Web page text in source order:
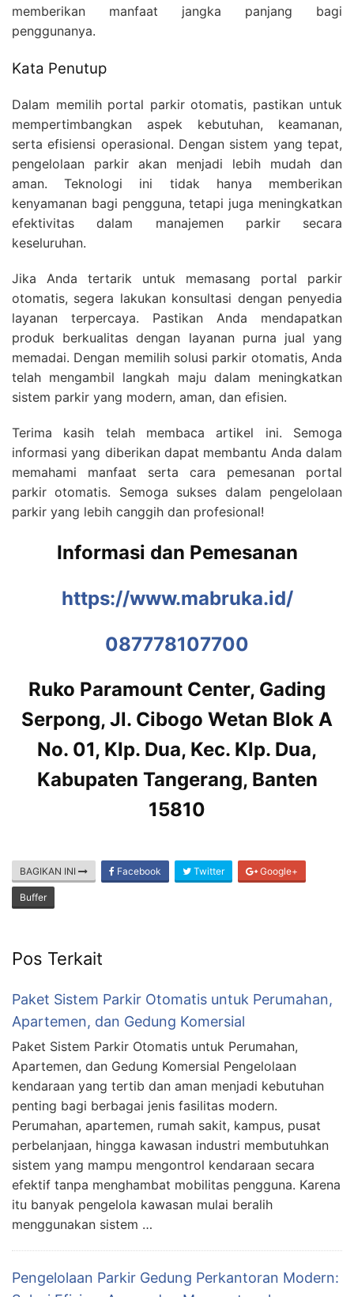
memberikan manfaat jangka panjang bagi
penggunanya.
Kata Penutup
Dalam memilih portal parkir otomatis, pastikan untuk
mempertimbangkan aspek kebutuhan, keamanan,
serta efisiensi operasional. Dengan sistem yang tepat,
pengelolaan parkir akan menjadi lebih mudah dan
aman. Teknologi ini tidak hanya memberikan
kenyamanan bagi pengguna, tetapi juga meningkatkan
efektivitas dalam manajemen parkir secara
keseluruhan.
Jika Anda tertarik untuk memasang portal parkir
otomatis, segera lakukan konsultasi dengan penyedia
layanan terpercaya. Pastikan Anda mendapatkan
produk berkualitas dengan layanan purna jual yang
memadai. Dengan memilih solusi parkir otomatis, Anda
telah mengambil langkah maju dalam meningkatkan
sistem parkir yang modern, aman, dan efisien.
Terima kasih telah membaca artikel ini. Semoga
informasi yang diberikan dapat membantu Anda dalam
memahami manfaat serta cara pemesanan portal
parkir otomatis. Semoga sukses dalam pengelolaan
parkir yang lebih canggih dan profesional!
Informasi dan Pemesanan
https://www.mabruka.id/
087778107700
Ruko Paramount Center, Gading
Serpong, Jl. Cibogo Wetan Blok A
No. 01, Klp. Dua, Kec. Klp. Dua,
Kabupaten Tangerang, Banten
15810
BAGIKAN INI Facebook Twitter Google+
Buffer
Pos Terkait
Paket Sistem Parkir Otomatis untuk Perumahan,
Apartemen, dan Gedung Komersial
Paket Sistem Parkir Otomatis untuk Perumahan,
Apartemen, dan Gedung Komersial Pengelolaan
kendaraan yang tertib dan aman menjadi kebutuhan
penting bagi berbagai jenis fasilitas modern.
Perumahan, apartemen, rumah sakit, kampus, pusat
perbelanjaan, hingga kawasan industri membutuhkan
sistem yang mampu mengontrol kendaraan secara
efektif tanpa menghambat mobilitas pengguna. Karena
itu banyak pengelola kawasan mulai beralih
menggunakan sistem …
Pengelolaan Parkir Gedung Perkantoran Modern: